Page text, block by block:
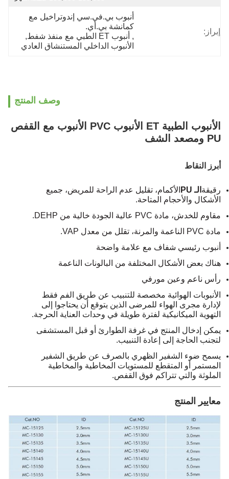
إبراز:
أنبوب بي.في.سي إندوتراخيل مع
كمانشة بي.أي.
, أنبوب ET الطبي مع منفذ شفط
,
الأنبوب الداخلي المستنشاق العادي
وصف المنتج
الأنبوب الطبية ET الأنبوب PVC الأنبوب مع القفص
PU ومصعد الشف
أبرز النقاط
رقيقةالـ PU
الأكمام، تقليل عدم الراحة للمريض، جميع
الأشكال والأحجام المتاحة.
مقاوم للخدش، مادة PVC عالية الجودة خالية من DEHP.
مادة PVC الناعمة والمرنة، تقلل من معدل VAP.
أنبوب رئيسي شفاف مع علامة واضحة
هناك بعض الأشكال المختلفة من البالونات الناعمة
رأس ناعم وعين مورفي
الأنبوبات الهوائية مخصصة للتنبيب عن طريق الفم فقط
لإدارة مجرى الهواء للمرضى الذين يتوقع أن يحتاجوا إلى
التهوية الميكانيكية لفترة طويلة في وحدات العناية الحرجة.
يمكن إدخال المنتج في غرفة الطوارئ أو قبل المستشفى
لتجنب الحاجة إلى إعادة التنبيب.
يسمح ضوء الشفير الظهري بالصرف عن طريق الشفير
المستمر أو المتقطع للمستويات المخاطية والمخاطية
الملوثة والتي تتراكم فوق القفص.
معايير المنتج